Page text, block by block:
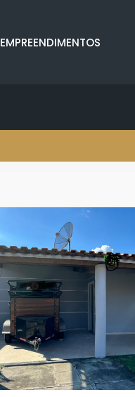
EMPREENDIMENTOS